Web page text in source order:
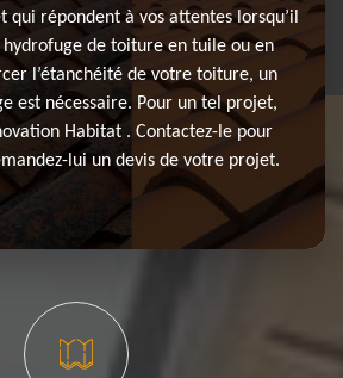
qui répondent à vos attentes lorsqu’il
de toiture en tuile ou en
l’étanchéité de votre toiture, un
est nécessaire. Pour un tel projet,
Habitat . Contactez-le pour
lui un devis de votre projet.